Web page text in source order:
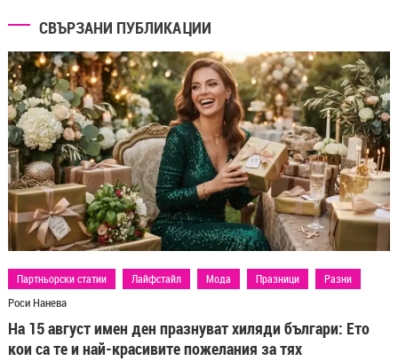
СВЪРЗАНИ ПУБЛИКАЦИИ
Партньорски статии Лайфстайл Мода Празници Разни
Роси Нанева
На 15 август имен ден празнуват хиляди българи: Ето
кои са те и най-красивите пожелания за тях